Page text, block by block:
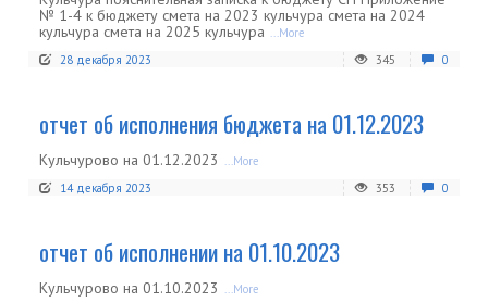
№ 1-4 к бюджету смета на 2023 кульчура смета на 2024
кульчура смета на 2025 кульчура ...More
28 декабря 2023
345 0
отчет об исполнения бюджета на 01.12.2023
Кульчурово на 01.12.2023 ...More
14 декабря 2023
353 0
отчет об исполнении на 01.10.2023
Кульчурово на 01.10.2023 ...More